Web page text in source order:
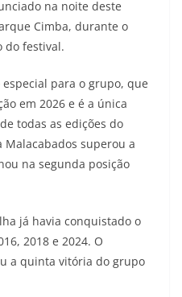
na noite deste
Cimba, durante o
do festival.
para o grupo, que
em 2026 e é a única
todas as edições do
Malacabados superou a
na segunda posição
já havia conquistado o
2018 e 2024. O
a quinta vitória do grupo